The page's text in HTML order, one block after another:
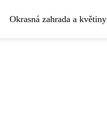
Okrasná zahrada a květiny